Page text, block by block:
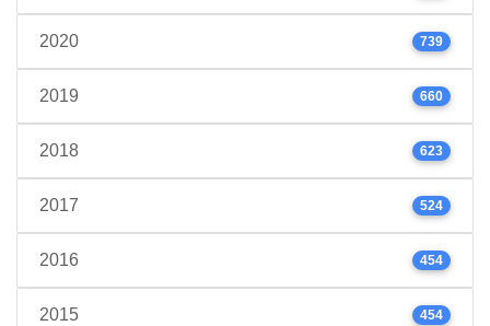
2020 739
2019 660
2018 623
2017 524
2016 454
2015 454